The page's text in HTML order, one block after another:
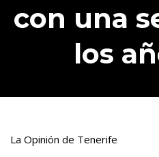
con una
los
La Opinión de Tenerife